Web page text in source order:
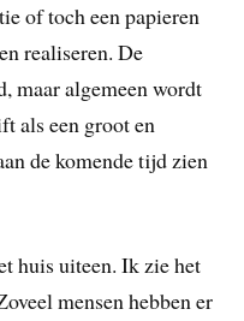
of toch een papieren
realiseren. De
maar algemeen wordt
als een groot en
de komende tijd zien
huis uiteen. Ik zie het
mensen hebben er